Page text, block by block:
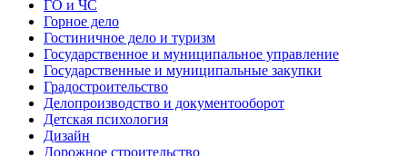
ГО и ЧС
Горное дело
Гостиничное дело и туризм
Государственное и муниципальное управление
Государственные и муниципальные закупки
Градостроительство
Делопроизводство и документооборот
Детская психология
Дизайн
Дорожное строительство